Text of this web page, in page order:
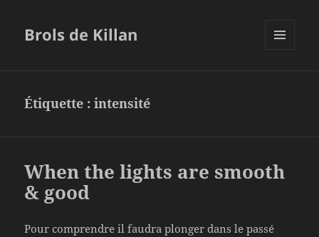
Brols de Killan
Étiquette :intensité
When the lights are smooth
& good
Pour comprendre il faudra plonger dans le passé